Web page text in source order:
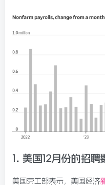
1. 美国12月份的招聘
美国劳工部表示，美国经济